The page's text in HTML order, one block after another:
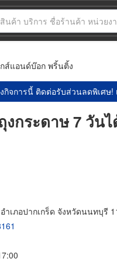
ส์แอนด์บ๊อก พริ้นติ้ง
กิจการนี้ ติดต่อรับส่วนลดพิเศษ!
งกระดาษ 7 วั
เภอปากเกร็ด จังหวัดนนทบุรี